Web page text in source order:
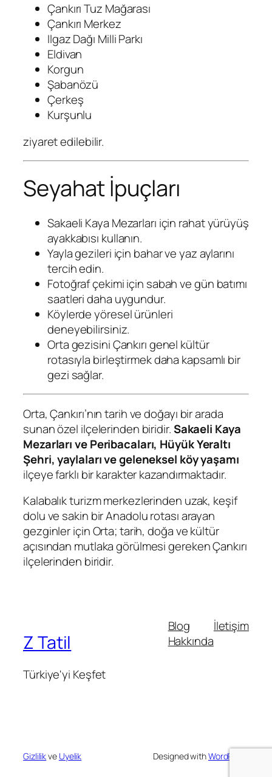
Çankırı Tuz Mağarası
Çankırı Merkez
Ilgaz Dağı Milli Parkı
Eldivan
Korgun
Şabanözü
Çerkeş
Kurşunlu
ziyaret edilebilir.
Seyahat İpuçları
Sakaeli Kaya Mezarları için rahat yürüyüş
ayakkabısı kullanın.
Yayla gezileri için bahar ve yaz aylarını
tercih edin.
Fotoğraf çekimi için sabah ve gün batımı
saatleri daha uygundur.
Köylerde yöresel ürünleri
deneyebilirsiniz.
Orta gezisini Çankırı genel kültür
rotasıyla birleştirmek daha kapsamlı bir
gezi sağlar.
Orta, Çankırı’nın tarih ve doğayı bir arada
sunan özel ilçelerinden biridir.Sakaeli Kaya
Mezarları ve Peribacaları, Hüyük Yeraltı
Şehri, yaylaları ve geleneksel köy yaşamı
ilçeye farklı bir karakter kazandırmaktadır.
Kalabalık turizm merkezlerinden uzak, keşif
dolu ve sakin bir Anadolu rotası arayan
gezginler için Orta; tarih, doğa ve kültür
açısından mutlaka görülmesi gereken Çankırı
ilçelerinden biridir.
Z Tatil
Türkiye'yi Keşfet
Blog
Hakkında
İletişim
Gizlilikve Uyelik Designed withWordPress